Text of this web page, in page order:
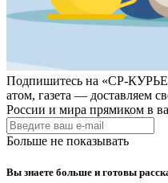
Подпишитесь на «СР-
атом, газета — доставляем
России и мира прямиком в
Больше не показывать
Вы знаете больше и готовы